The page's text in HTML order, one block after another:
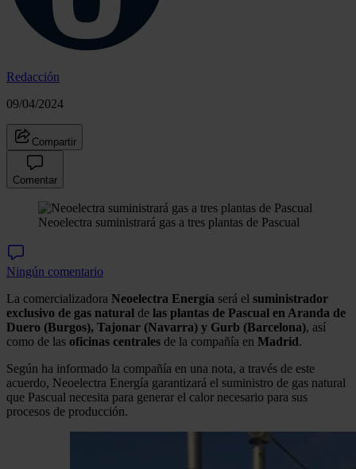
Redacción
09/04/2024
Compartir
Comentar
Neoelectra suministrará gas a tres plantas de Pascual
Ningún comentario
La comercializadora Neoelectra Energía será el suministrador
exclusivo de gas natural de las plantas de Pascual en Aranda de
Duero (Burgos), Tajonar (Navarra) y Gurb (Barcelona), así
como de las oficinas centrales de la compañía en Madrid.
Según ha informado la compañía en una nota, a través de este
acuerdo, Neoelectra Energía garantizará el suministro de gas natural
que Pascual necesita para generar el calor necesario para sus
procesos de producción.